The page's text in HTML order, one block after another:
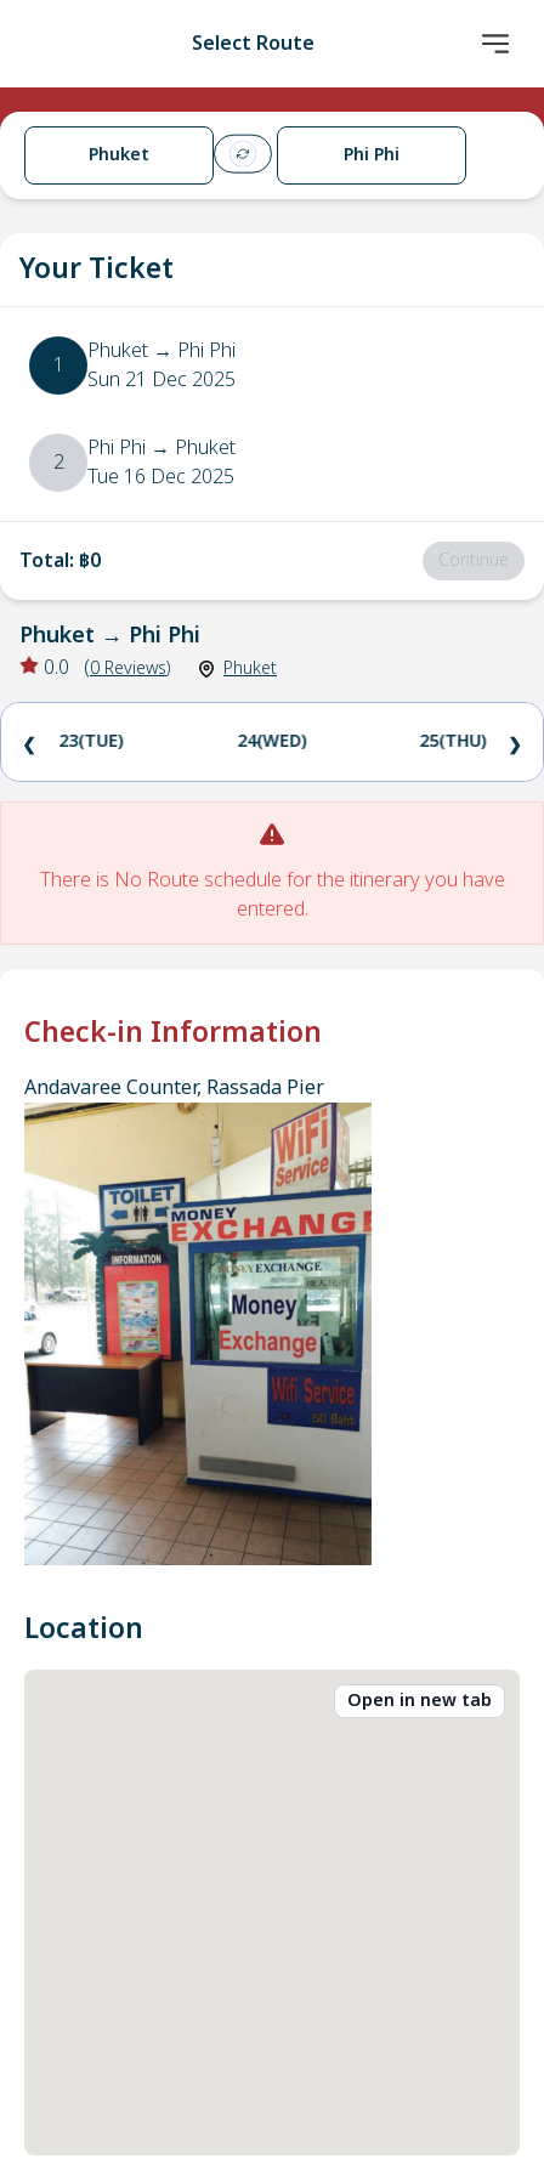
Select Route
Phuket Phi Phi
Your Ticket
1 Phuket → Phi Phi
Sun 21 Dec 2025
2 Phi Phi → Phuket
Tue 16 Dec 2025
Total: ฿0 Continue
Phuket → Phi Phi
0.0 (0 Reviews) Phuket
23(TUE) 24(WED) 25(THU)
❮ ❯
There is No Route schedule for the itinerary you have
entered.
Check-in Information
Andavaree Counter, Rassada Pier
Location
Open in new tab